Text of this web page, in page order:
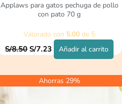
Applaws para gatos pechuga de pollo
con pato 70 g
Valorado con 5.00 de 5
S/8.50 S/7.23 Añadir al carrito
Ahorras 29%
precio
El
precio